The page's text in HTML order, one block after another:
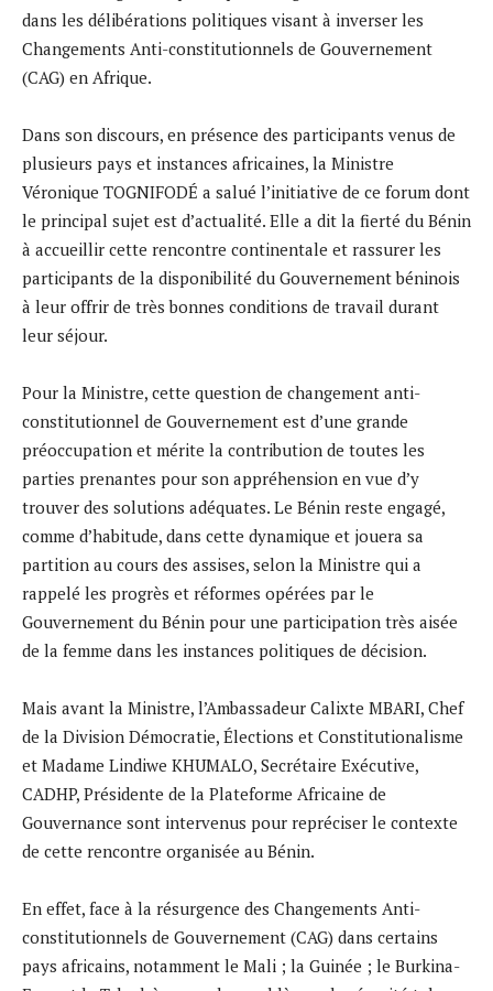
dans les délibérations politiques visant à inverser les
Changements Anti-constitutionnels de Gouvernement
(CAG) en Afrique.
Dans son discours, en présence des participants venus de
plusieurs pays et instances africaines, la Ministre
Véronique TOGNIFODÉ a salué l’initiative de ce forum dont
le principal sujet est d’actualité. Elle a dit la fierté du Bénin
à accueillir cette rencontre continentale et rassurer les
participants de la disponibilité du Gouvernement béninois
à leur offrir de très bonnes conditions de travail durant
leur séjour.
Pour la Ministre, cette question de changement anti-
constitutionnel de Gouvernement est d’une grande
préoccupation et mérite la contribution de toutes les
parties prenantes pour son appréhension en vue d’y
trouver des solutions adéquates. Le Bénin reste engagé,
comme d’habitude, dans cette dynamique et jouera sa
partition au cours des assises, selon la Ministre qui a
rappelé les progrès et réformes opérées par le
Gouvernement du Bénin pour une participation très aisée
de la femme dans les instances politiques de décision.
Mais avant la Ministre, l’Ambassadeur Calixte MBARI, Chef
de la Division Démocratie, Élections et Constitutionalisme
et Madame Lindiwe KHUMALO, Secrétaire Exécutive,
CADHP, Présidente de la Plateforme Africaine de
Gouvernance sont intervenus pour repréciser le contexte
de cette rencontre organisée au Bénin.
En effet, face à la résurgence des Changements Anti-
constitutionnels de Gouvernement (CAG) dans certains
pays africains, notamment le Mali ; la Guinée ; le Burkina-